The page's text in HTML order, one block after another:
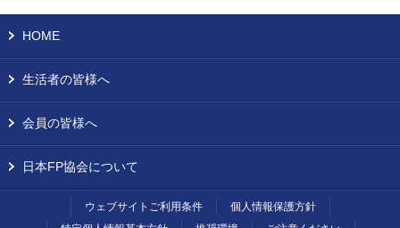
HOME
生活者の皆様へ
会員の皆様へ
日本FP協会について
ウェブサイトご利用条件
個人情報保護方針